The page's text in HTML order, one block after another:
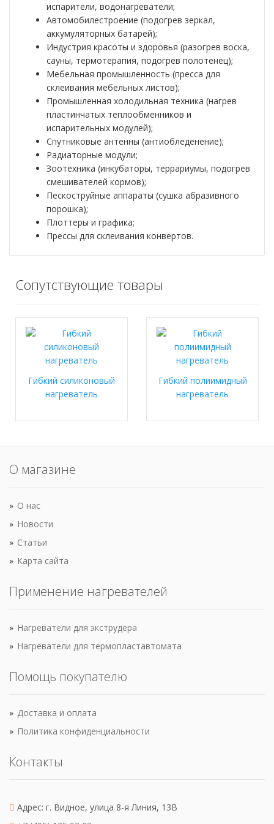
испарители, водонагреватели;
Автомобилестроение (подогрев зеркал,
аккумуляторных батарей);
Индустрия красоты и здоровья (разогрев воска,
сауны, термотерапия, подогрев полотенец);
Мебельная промышленность (пресса для
склеивания мебельных листов);
Промышленная холодильная техника (нагрев
пластинчатых теплообменников и
испарительных модулей);
Спутниковые антенны (антиобледенение);
Радиаторные модули;
Зоотехника (инкубаторы, террариумы, подогрев
смешивателей кормов);
Пескоструйные аппараты (сушка абразивного
порошка);
Плоттеры и графика;
Прессы для склеивания конвертов.
Сопутствующие товары
Гибкий силиконовый
нагреватель
Гибкий полиимидный
нагреватель
О магазине
О нас
Новости
Статьи
Карта сайта
Применение нагревателей
Нагреватели для экструдера
Нагреватели для термопластавтомата
Помощь покупателю
Доставка и оплата
Политика конфиденциальности
Контакты
Адрес: г. Видное, улица 8-я Линия, 13В